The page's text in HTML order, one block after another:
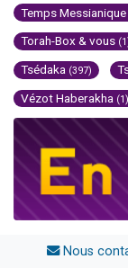
Temps Messianique
Torah-Box & vous
Tsédaka (397)
Vézot Haberakha (1)
Nous